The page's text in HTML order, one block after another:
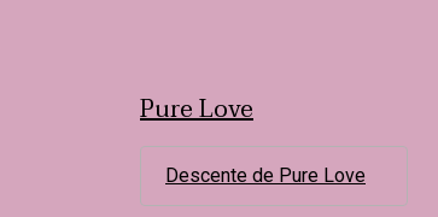
Pure Love
Descente de Pure Love